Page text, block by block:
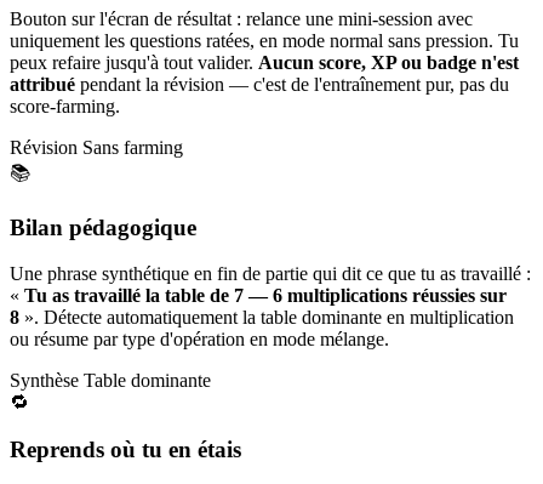
Bouton sur l'écran de résultat : relance une mini-session avec
uniquement les questions ratées, en mode normal sans pression. Tu
peux refaire jusqu'à tout valider. Aucun score, XP ou badge n'est
attribué pendant la révision — c'est de l'entraînement pur, pas du
score-farming.
Révision Sans farming
📚
Bilan pédagogique
Une phrase synthétique en fin de partie qui dit ce que tu as travaillé :
« Tu as travaillé la table de 7 — 6 multiplications réussies sur
8 ». Détecte automatiquement la table dominante en multiplication
ou résume par type d'opération en mode mélange.
Synthèse Table dominante
🔁
Reprends où tu en étais